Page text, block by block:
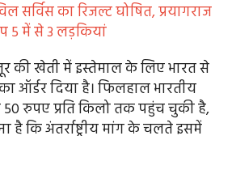
सर्विस का रिजल्ट घोषित, प्रयागराज
5 में से 3 लड़कियां
की खेती में इस्तेमाल के लिए भारत से
ऑर्डर दिया है। फिलहाल भारतीय
रुपए प्रति किलो तक पहुंच चुकी है,
है कि अंतर्राष्ट्रीय मांग के चलते इसमें